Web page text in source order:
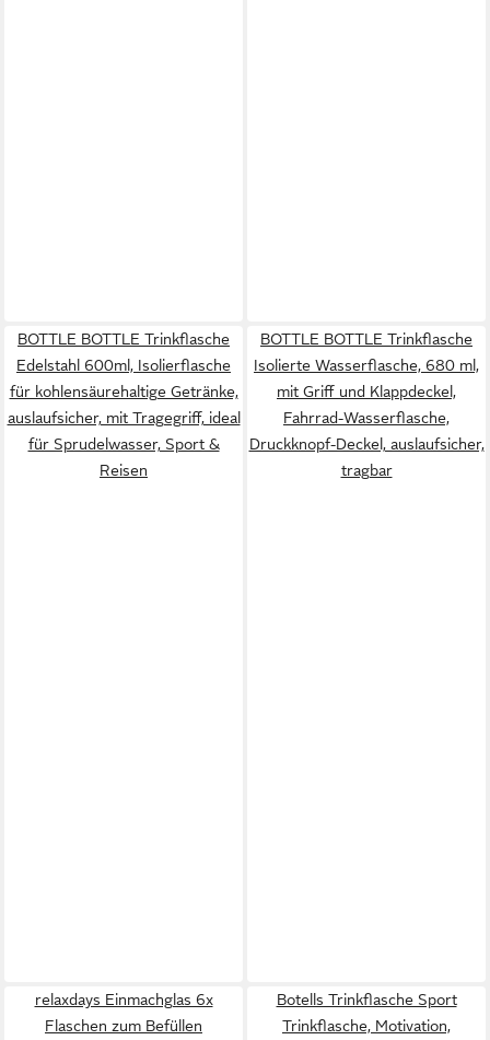
BOTTLE BOTTLE Trinkflasche
Edelstahl 600ml, Isolierflasche
für kohlensäurehaltige Getränke,
auslaufsicher, mit Tragegriff, ideal
für Sprudelwasser, Sport &
Reisen
BOTTLE BOTTLE Trinkflasche
Isolierte Wasserflasche, 680 ml,
mit Griff und Klappdeckel,
Fahrrad-Wasserflasche,
Druckknopf-Deckel, auslaufsicher,
tragbar
relaxdays Einmachglas 6x
Flaschen zum Befüllen
Botells Trinkflasche Sport
Trinkflasche, Motivation,